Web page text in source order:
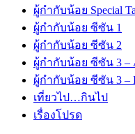
ผู้กำกับน้อย Special
ผู้กำกับน้อย ซีซัน 1
ผู้กำกับน้อย ซีซัน 2
ผู้กำกับน้อย ซีซัน 3 –
ผู้กำกับน้อย ซีซัน 3 –
เที่ยวไป…กินไป
เรื่องโปรด